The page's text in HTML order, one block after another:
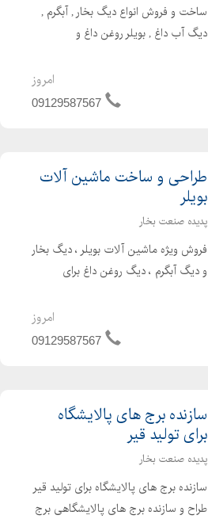
ساخت و فروش انواع دیگ بخار , آبگرم ,
دیگ آب داغ , بویلر روغن داغ و
دیگ روغن داغ برای پالایشگاه های تولید
قیر ،صنایع غذایی و لبنی ، صنایع کارتن
امروز
09129587567
طراحی و ساخت ماشین آلات
بویلر
پدیده صنعت بخار
فروش ویژه ماشین آلات بویلر ، دیگ بخار
و دیگ آبگرم ، دیگ روغن داغ برای
صنایع نساجی قیمت مناسب کیفیت
امروز
09129587567
سازنده برج های پالایشگاه
برای تولید قیر
پدیده صنعت بخار
سازنده برج های پالایشگاه برای تولید قیر
طراح و سازنده برج های پالایشگاهی برج